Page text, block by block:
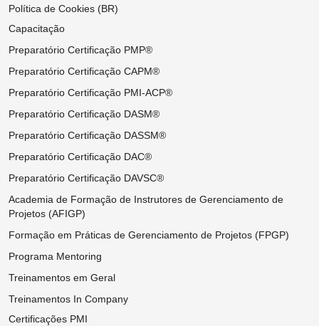
Política de Cookies (BR)
Capacitação
Preparatório Certificação PMP®
Preparatório Certificação CAPM®
Preparatório Certificação PMI-ACP®
Preparatório Certificação DASM®
Preparatório Certificação DASSM®
Preparatório Certificação DAC®
Preparatório Certificação DAVSC®
Academia de Formação de Instrutores de Gerenciamento de
Projetos (AFIGP)
Formação em Práticas de Gerenciamento de Projetos (FPGP)
Programa Mentoring
Treinamentos em Geral
Treinamentos In Company
Certificações PMI